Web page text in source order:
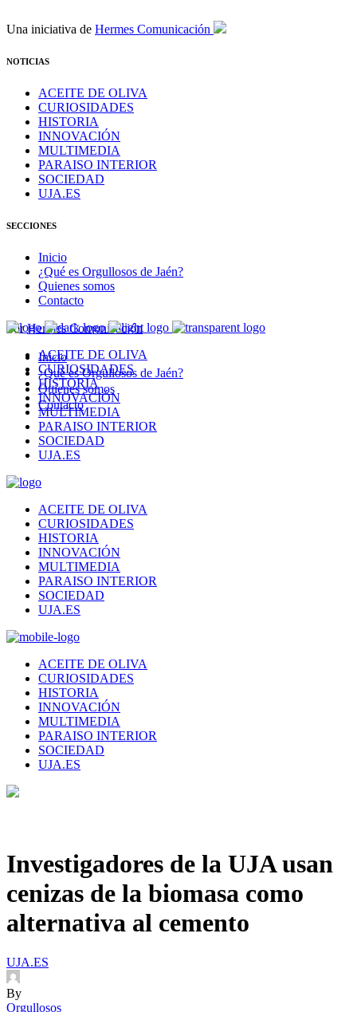
Una iniciativa de Hermes Comunicación
NOTICIAS
ACEITE DE OLIVA
CURIOSIDADES
HISTORIA
INNOVACIÓN
MULTIMEDIA
PARAISO INTERIOR
SOCIEDAD
UJA.ES
SECCIONES
Inicio
¿Qué es Orgullosos de Jaén?
Quienes somos
Contacto
PorHermes Comunicación
Inicio
¿Qué es Orgullosos de Jaén?
Quienes somos
Contacto
ACEITE DE OLIVA
CURIOSIDADES
HISTORIA
INNOVACIÓN
MULTIMEDIA
PARAISO INTERIOR
SOCIEDAD
UJA.ES
ACEITE DE OLIVA
CURIOSIDADES
HISTORIA
INNOVACIÓN
MULTIMEDIA
PARAISO INTERIOR
SOCIEDAD
UJA.ES
ACEITE DE OLIVA
CURIOSIDADES
HISTORIA
INNOVACIÓN
MULTIMEDIA
PARAISO INTERIOR
SOCIEDAD
UJA.ES
Investigadores de la UJA usan
cenizas de la biomasa como
alternativa al cemento
UJA.ES
By
Orgullosos